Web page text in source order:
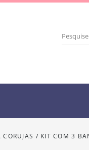
/ KIT COM 3